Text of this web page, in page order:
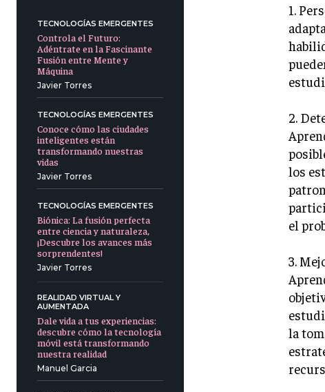
TECNOLOGÍAS EMERGENTES
Controla el Futuro:
Adéntrate en la Fascinante
Fusión entre Mente y
Máquina
Javier Torres
TECNOLOGÍAS EMERGENTES
Conoce cómo las ciudades
inteligentes están
transformando nuestras
vidas
Javier Torres
TECNOLOGÍAS EMERGENTES
Biónica: La fusión perfecta
entre ciencia y naturaleza,
¡Descubre los avances más
sorprendentes!
Javier Torres
REALIDAD VIRTUAL Y
AUMENTADA
Dale vida a tus experiencias:
descubre cómo la tecnología
móvil está transformando
nuestra realidad
Manuel Garcia
1.
2.
los
el
3.
la